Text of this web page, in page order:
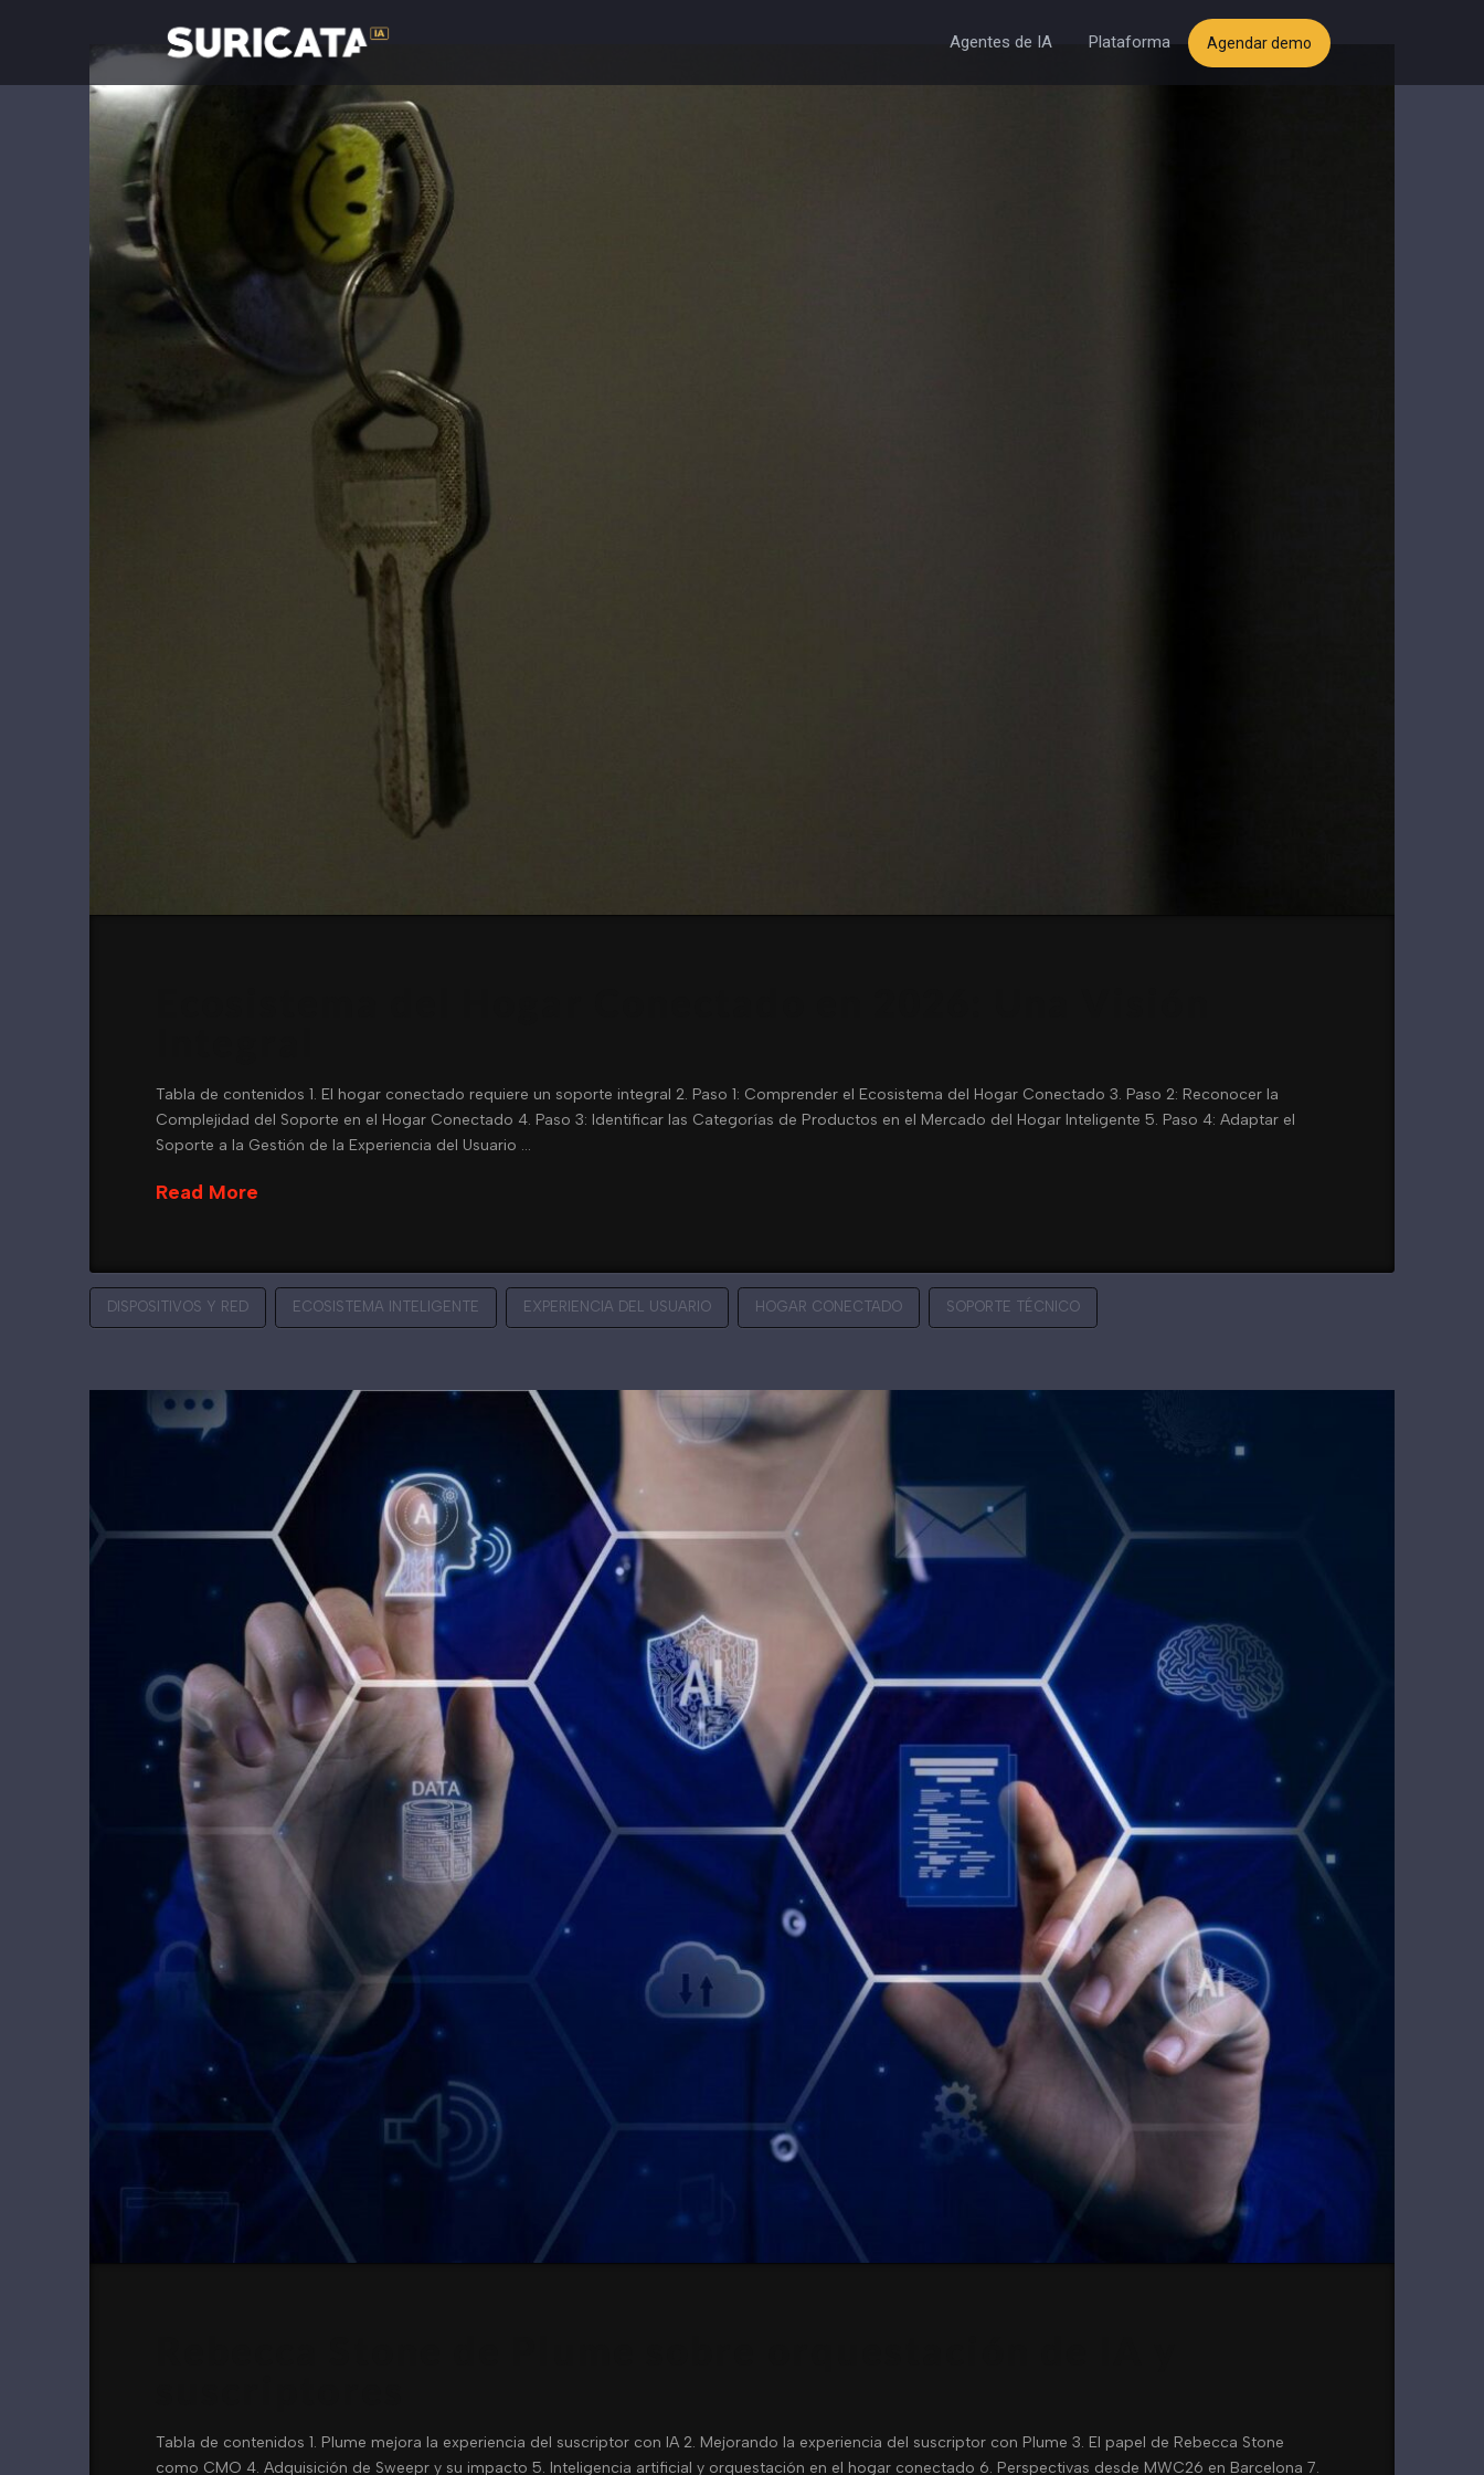
Agentes de IA Plataforma Agendar demo
Tabla de contenidos 1. El hogar conectado requiere un soporte integral 2. Paso 1: Comprender el Ecosistema del Hogar Conectado 3. Paso 2: Reconocer la
Complejidad del Soporte en el Hogar Conectado 4. Paso 3: Identificar las Categorías de Productos en el Mercado del Hogar Inteligente 5. Paso 4: Adaptar el
Soporte a la Gestión de la Experiencia del Usuario …
Read More
DISPOSITIVOS Y RED ECOSISTEMA INTELIGENTE EXPERIENCIA DEL USUARIO HOGAR CONECTADO SOPORTE TÉCNICO
Tabla de contenidos 1. Plume mejora la experiencia del suscriptor con IA 2. Mejorando la experiencia del suscriptor con Plume 3. El papel de Rebecca Stone
como CMO 4. Adquisición de Sweepr y su impacto 5. Inteligencia artificial y orquestación en el hogar conectado 6. Perspectivas desde MWC26 en Barcelona 7.